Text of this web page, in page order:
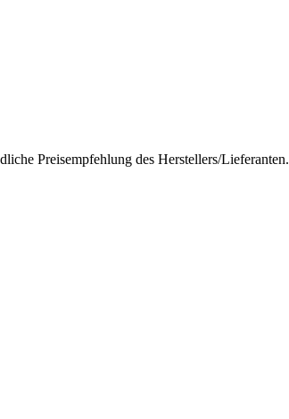
Preisempfehlung des Herstellers/Lieferanten.